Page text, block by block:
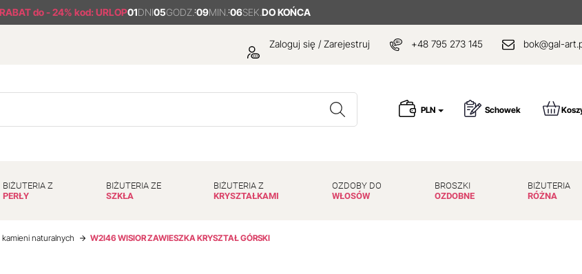
do - 24% kod: URLOP01DNI05GODZ. :09MIN. :06SEK. DO KOŃCA
Zaloguj się / Zarejestruj +48 795 273 145 bok@gal-
Wyszukaj PLN Schowek
BIŻUTERIA Z
PERŁY
BIŻUTERIA ZE
SZKŁA
BIŻUTERIA Z
KRYSZTAŁKAMI
OZDOBY DO
WŁOSÓW
BROSZKI
OZDOBNE
BIŻUTERIA
RÓŻNA
kamieni naturalnych W2I46 WISIOR ZAWIESZKA KRYSZTAŁ GÓRSKI